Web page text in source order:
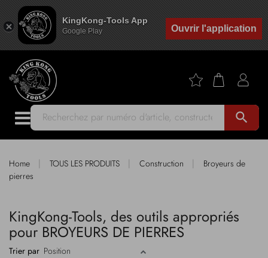
KingKong-Tools App
Google Play Ouvrir l'application
search
Home | TOUS LES PRODUITS | Construction |
Broyeurs de
pierres
KingKong-Tools, des outils appropriés
pour BROYEURS DE PIERRES
Trier par